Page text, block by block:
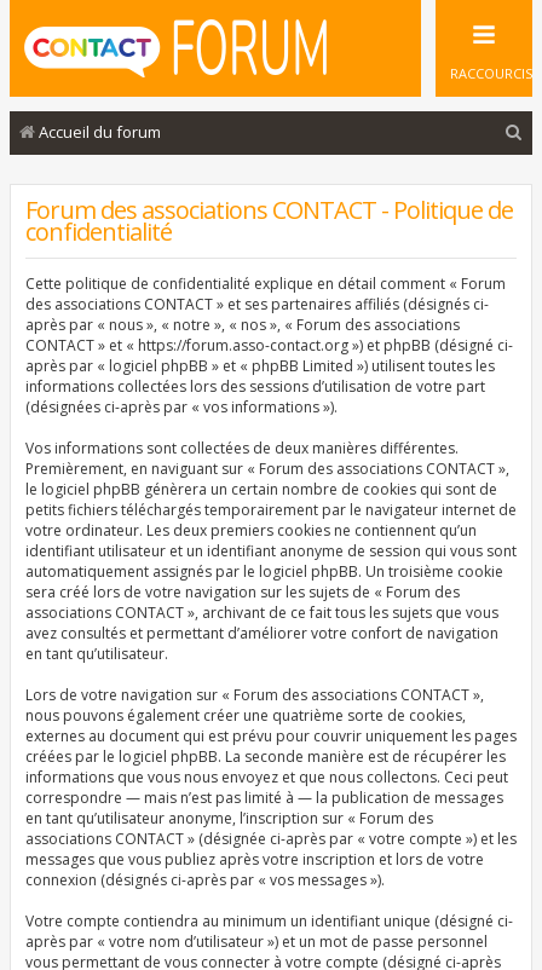
RACCOURCIS
Accueil du forum
Forum des associations CONTACT - Politique de
confidentialité
Cette politique de confidentialité explique en détail comment « Forum
des associations CONTACT » et ses partenaires affiliés (désignés ci-
après par « nous », « notre », « nos », « Forum des associations
CONTACT » et « https://forum.asso-contact.org ») et phpBB (désigné ci-
après par « logiciel phpBB » et « phpBB Limited ») utilisent toutes les
informations collectées lors des sessions d’utilisation de votre part
(désignées ci-après par « vos informations »).
Vos informations sont collectées de deux manières différentes.
Premièrement, en naviguant sur « Forum des associations CONTACT »,
le logiciel phpBB génèrera un certain nombre de cookies qui sont de
petits fichiers téléchargés temporairement par le navigateur internet de
votre ordinateur. Les deux premiers cookies ne contiennent qu’un
identifiant utilisateur et un identifiant anonyme de session qui vous sont
automatiquement assignés par le logiciel phpBB. Un troisième cookie
sera créé lors de votre navigation sur les sujets de « Forum des
associations CONTACT », archivant de ce fait tous les sujets que vous
avez consultés et permettant d’améliorer votre confort de navigation
en tant qu’utilisateur.
Lors de votre navigation sur « Forum des associations CONTACT »,
nous pouvons également créer une quatrième sorte de cookies,
externes au document qui est prévu pour couvrir uniquement les pages
créées par le logiciel phpBB. La seconde manière est de récupérer les
informations que vous nous envoyez et que nous collectons. Ceci peut
correspondre — mais n’est pas limité à — la publication de messages
en tant qu’utilisateur anonyme, l’inscription sur « Forum des
associations CONTACT » (désignée ci-après par « votre compte ») et les
messages que vous publiez après votre inscription et lors de votre
connexion (désignés ci-après par « vos messages »).
Votre compte contiendra au minimum un identifiant unique (désigné ci-
après par « votre nom d’utilisateur ») et un mot de passe personnel
vous permettant de vous connecter à votre compte (désigné ci-après